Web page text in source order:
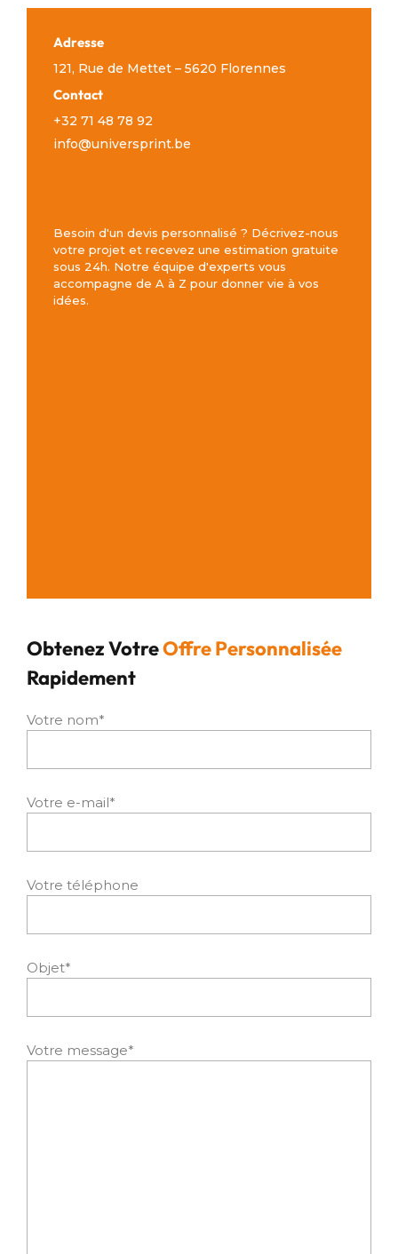
Adresse
121, Rue de Mettet – 5620 Florennes
Contact
+32 71 48 78 92
info@universprint.be
Besoin d'un devis personnalisé ? Décrivez-nous
votre projet et recevez une estimation gratuite
sous 24h. Notre équipe d'experts vous
accompagne de A à Z pour donner vie à vos
idées.
Obtenez VotreOffre Personnalisée
Rapidement
Votre nom*
Votre e-mail*
Votre téléphone
Objet*
Votre message*